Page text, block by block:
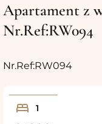
Apartament z
Nr.Ref:RW094
Nr.Ref:RW094
1